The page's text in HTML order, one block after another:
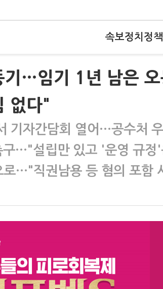
속보정치 정책
기…임기 1년 남은
없다"
기자간담회 열어…공수처
…"설립만 있고 '운영 규정'
로…"직권남용 등 혐의 포함